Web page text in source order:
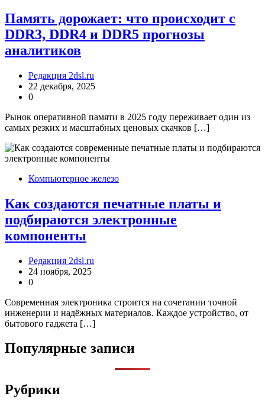
Память дорожает: что происходит с
DDR3, DDR4 и DDR5 прогнозы
аналитиков
Редакция 2dsl.ru
22 декабря, 2025
0
Рынок оперативной памяти в 2025 году переживает один из
самых резких и масштабных ценовых скачков […]
Компьютерное железо
Как создаются печатные платы и
подбираются электронные
компоненты
Редакция 2dsl.ru
24 ноября, 2025
0
Современная электроника строится на сочетании точной
инженерии и надёжных материалов. Каждое устройство, от
бытового гаджета […]
Популярные записи
Рубрики